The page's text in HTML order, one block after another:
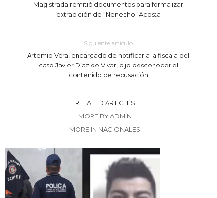
Magistrada remitió documentos para formalizar
extradición de “Nenecho” Acosta
Siguiente artículo
Artemio Vera, encargado de notificar a la fiscala del
caso Javier Díaz de Vivar, dijo desconocer el
contenido de recusación
RELATED ARTICLES
MORE BY ADMIN
MORE IN NACIONALES